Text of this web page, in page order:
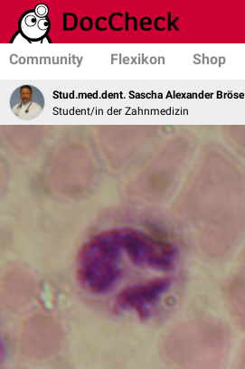
Community Flexikon Shop
Stud.med.dent. Sascha Alexander Bröse
Student/in der Zahnmedizin